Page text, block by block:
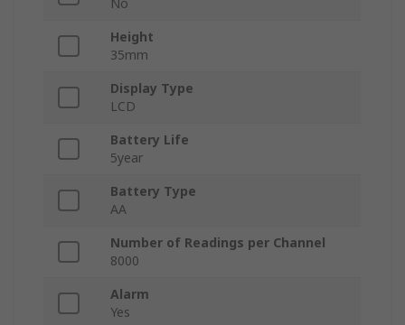
No
Height
35mm
Display Type
LCD
Battery Life
5year
Battery Type
AA
Number of Readings per Channel
8000
Alarm
Yes